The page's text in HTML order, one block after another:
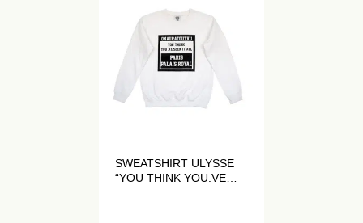
SWEATSHIRT ULYSSE
“YOU THINK YOU.VE